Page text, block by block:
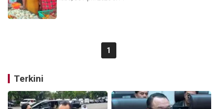
1
Terkini